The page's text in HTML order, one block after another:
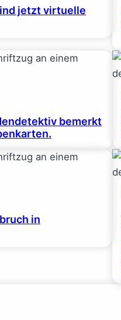
jetzt virtuelle
bemerkt
in